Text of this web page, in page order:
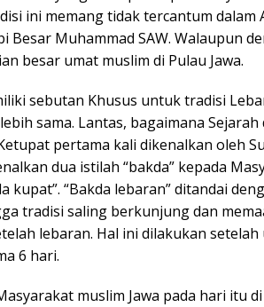
ini memang tidak tercantum dalam
Besar Muhammad SAW. Walaupun
besar umat muslim di Pulau Jawa.
sebutan Khusus untuk tradisi
sama. Lantas, bagaimana
pertama kali dikenalkan oleh
dua istilah “bakda” kepada
kupat”. “Bakda lebaran” ditandai
tradisi saling berkunjung dan
lebaran. Hal ini dilakukan
6 hari.
muslim Jawa pada hari itu